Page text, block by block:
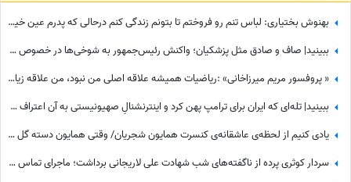
بهنوش بختیاری: لباس تنم رو فروختم تا بتونم زندگی کنم درحالی که پدرم عین خیالش هم نبود! دل علیخانی رسما کباب شد
ببینید| صاف و صادق مثل پزشکیان؛ واکنش رئیس‌جمهور به شوخی‌ها در خصوص درخت کاشتنش در پاکستان: من اهل فیلم بازی کردن...
« پروفسور مریم میرزاخانی» :ریاضیات همیشه علاقه اصلی من نبود، من علاقه زیادی به خواندن رمان داشتم، فکر میکردم یه روزی
ببینید| تله‌ای که ایران برای ترامپ پهن کرد و اینترنشنالِ صهیونیستی به آن اعتراف کرد!
یادی کنیم از لحظه‌ی عاشقانه‌ی کنسرت همایون شجریان/ وقتی همایون دسته گل زیبایی رو تقدیم میکنه به سحر دولت‌شاهی/ چه تیپ مینیمال و شیکی زده سحر خانم!
سردار کوثری پرده از ناگفته‌های شب شهادت علی لاریجانی برداشت؛ ماجرای تماس آخر پسر شهید لاریجانی چه بود؟